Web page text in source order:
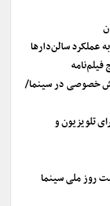
عملکرد سالن‌دارها
خصوصی در سینما/
تلویزیون و
روز ملی سینما